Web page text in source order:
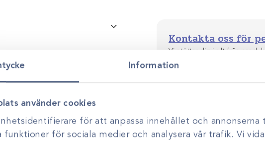
Information
använder cookies
för att anpassa innehållet och annonserna
funktioner för sociala medier och analysera vår trafik. Vi
Kontakta oss för
Vi stöttar dig i allt från
utveckling. Genom personlig